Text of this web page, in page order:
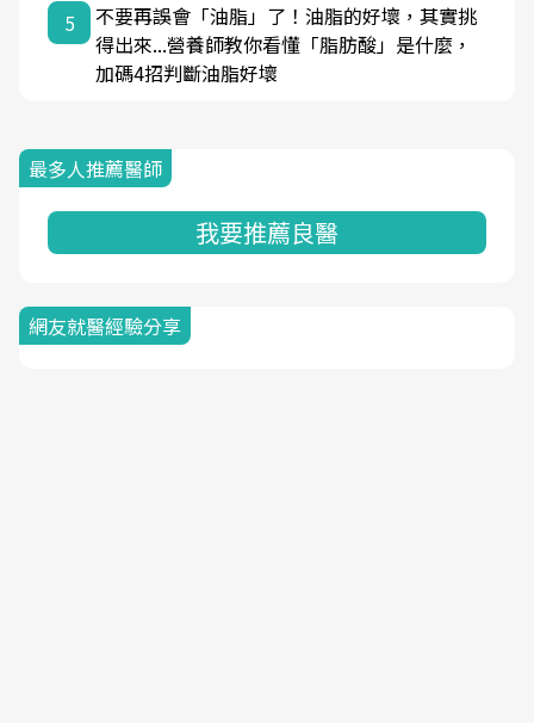
5
不要再誤會「油脂」了！油脂的好壞，其實挑
得出來...營養師教你看懂「脂肪酸」是什麼，
加碼4招判斷油脂好壞
最多人推薦醫師
我要推薦良醫
網友就醫經驗分享